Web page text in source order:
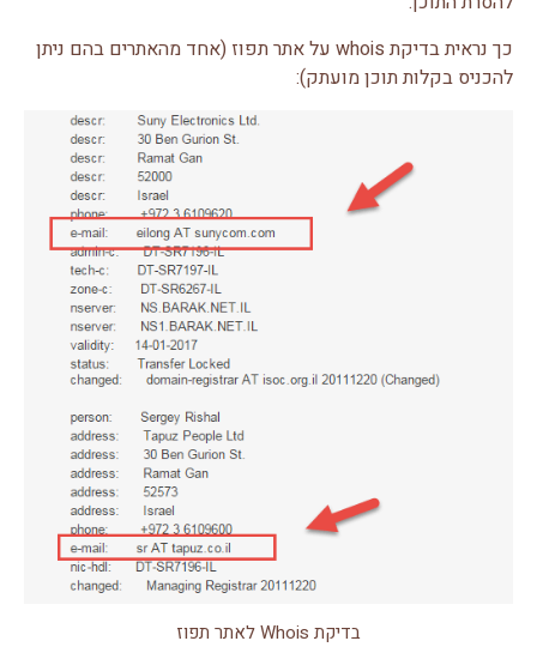
כך נראית בדיקת whois על אתר תפוז (אחד מהאתרים בהם ניתן
להכניס בקלות תוכן מועתק):
בדיקת Whois לאתר תפוז